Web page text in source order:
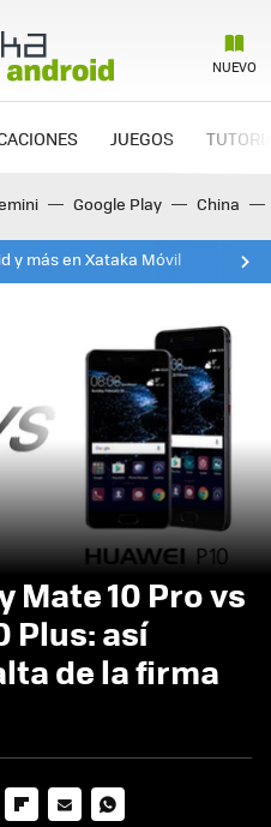
NUEVO
JUEGOS
Google Play China
y más en Xataka Móvil
Mate 10 Pro vs
Plus: así
de la firma